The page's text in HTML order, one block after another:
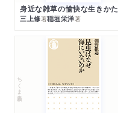
身近な雑草の愉快な生きかた
三上修著稲垣栄洋著
ちくま新書